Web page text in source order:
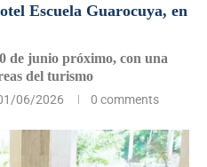
Escuela Guarocuya, en
de junio próximo, con una
del turismo
06/2026 0 comments